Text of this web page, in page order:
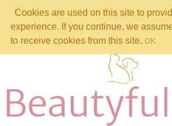
Cookies are used on this site to
experience. If you continue, we
to receive cookies from this site. OK
Winkelwagen